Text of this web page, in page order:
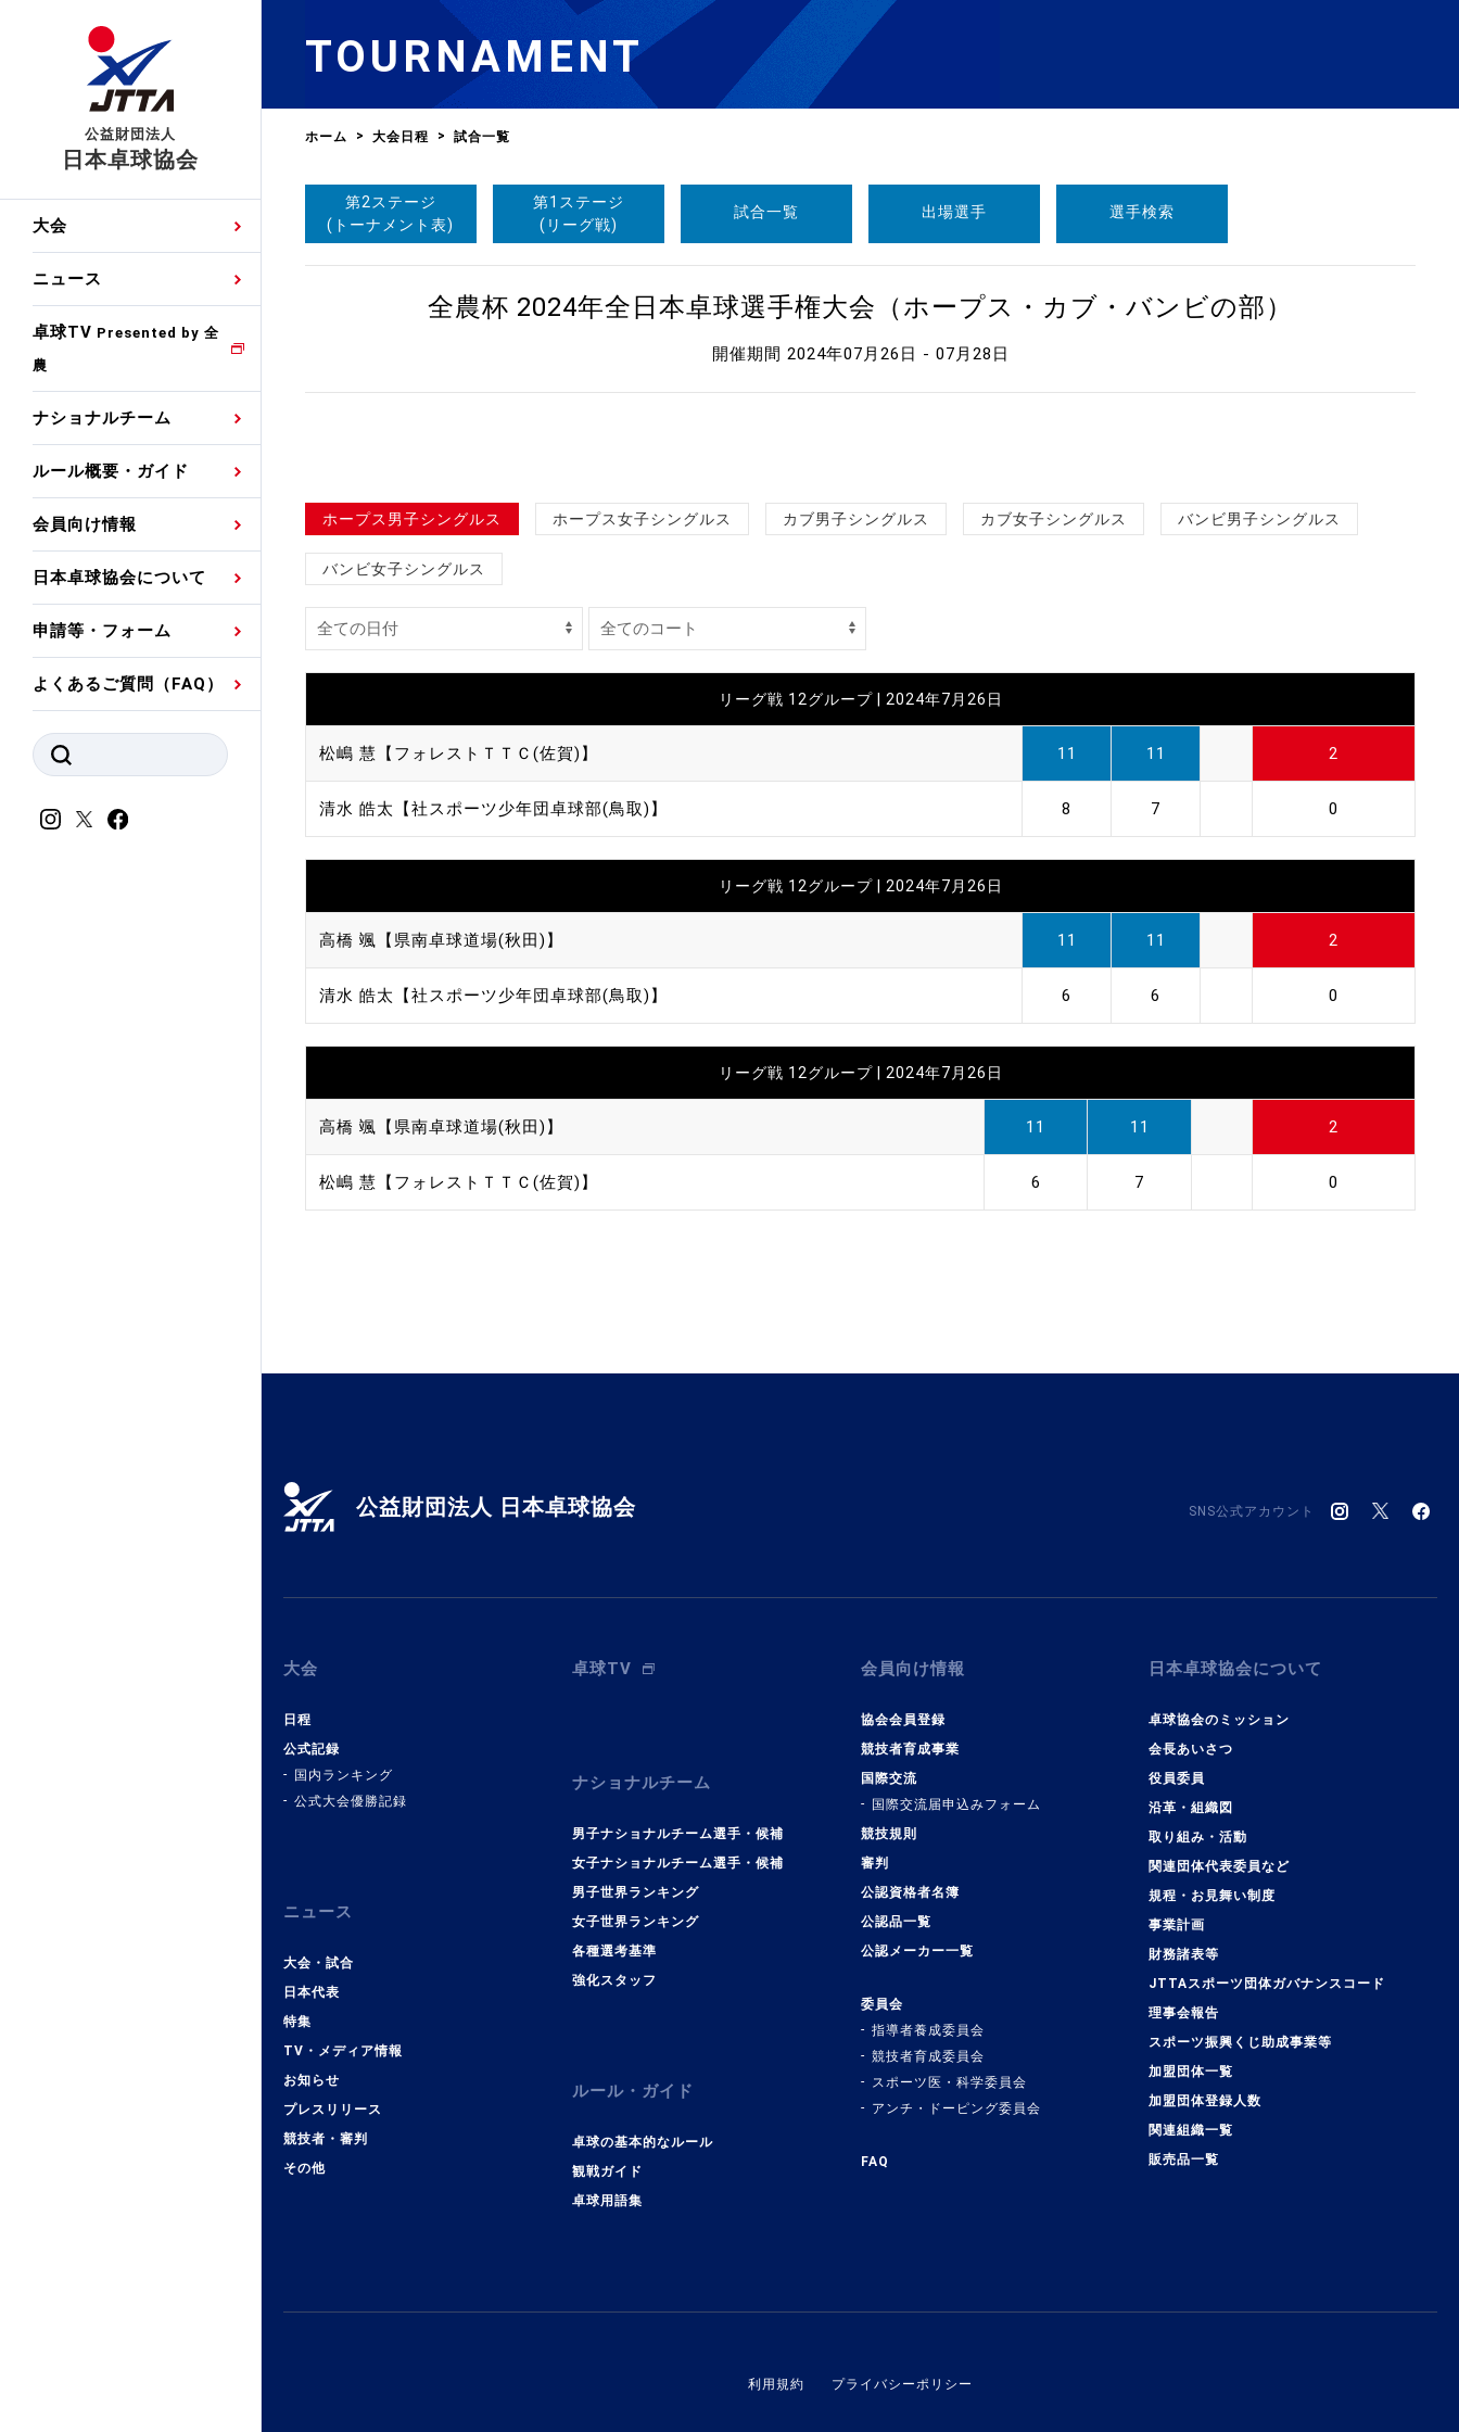
公益財団法人
日本卓球協会
大会 日程
ニュース
大会・試合
卓球TV Presented by 全
農
ナショナルチーム
男子ナショナルチーム選
手・候補
女子ナショナルチーム選
強化スタッフ
ルール概要・ガイド
卓球の基本的なルール
会員向け情報
協会会員登録
委員会
競技者育成委員会
スポーツ医・科学委員会
アンチ・ドーピング委員
日本卓球協会について
卓球協会のミッション
事業計画・事業報告
JTTAスポーツ団体ガバナ
ンスコード
理事会報告
販売品一覧
申請等・フォーム
国際交流届申込みフォーム
審判員ネームプレート制作
申込
よくあるご質問（FAQ）
TOURNAMENT
ホーム 大会日程 試合一覧
第2ステージ
(トーナメント表)
第1ステージ
(リーグ戦)
試合一覧 出場選手 選手検索
全農杯 2024年全日本卓球選手権大会（ホープス・カブ・バンビの部）
開催期間 2024年07月26日 - 07月28日
ホープス男子シングルス ホープス女子シングルス カブ男子シングルス カブ女子シングルス バンビ男子シングルス
バンビ女子シングルス
リーグ戦 12グループ | 2024年7月26日
松嶋 慧【フォレストＴＴＣ(佐賀)】 11 11 2
清水 皓太【社スポーツ少年団卓球部(鳥取)】 8 7 0
リーグ戦 12グループ | 2024年7月26日
高橋 颯【県南卓球道場(秋田)】 11 11 2
清水 皓太【社スポーツ少年団卓球部(鳥取)】 6 6 0
リーグ戦 12グループ | 2024年7月26日
高橋 颯【県南卓球道場(秋田)】 11 11 2
松嶋 慧【フォレストＴＴＣ(佐賀)】 6 7 0
公益財団法人 日本卓球協会 SNS公式アカウント
大会
日程
公式記録
国内ランキング
公式大会優勝記録
ニュース
大会・試合
日本代表
特集
TV・メディア情報
お知らせ
プレスリリース
競技者・審判
その他
卓球TV
ナショナルチーム
男子ナショナルチーム選手・候補
女子ナショナルチーム選手・候補
男子世界ランキング
女子世界ランキング
各種選考基準
強化スタッフ
ルール・ガイド
卓球の基本的なルール
観戦ガイド
卓球用語集
会員向け情報
協会会員登録
競技者育成事業
国際交流
国際交流届申込みフォーム
競技規則
審判
公認資格者名簿
公認品一覧
公認メーカー一覧
委員会
指導者養成委員会
競技者育成委員会
スポーツ医・科学委員会
アンチ・ドーピング委員会
FAQ
日本卓球協会について
卓球協会のミッション
会長あいさつ
役員委員
沿革・組織図
取り組み・活動
関連団体代表委員など
規程・お見舞い制度
事業計画
財務諸表等
JTTAスポーツ団体ガバナンスコード
理事会報告
スポーツ振興くじ助成事業等
加盟団体一覧
加盟団体登録人数
関連組織一覧
販売品一覧
利用規約 プライバシーポリシー